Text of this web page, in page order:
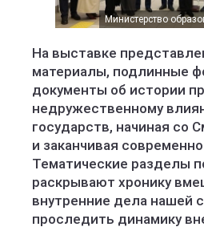
Министерство
На выставке
материалы, подлинные
документы об истории
недружественному
государств, начиная со
и заканчивая
Тематические разделы
раскрывают хронику
внутренние дела нашей
проследить динамику